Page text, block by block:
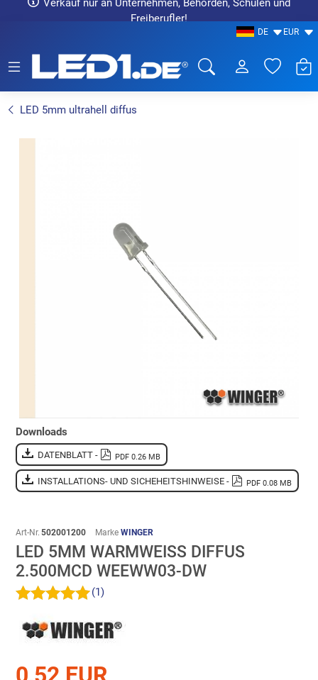
Verkauf nur an Unternehmen, Behörden, Schulen und
Freiberufler!
DE EUR
LED 5mm ultrahell diffus
Downloads
DATENBLATT - PDF 0.26 MB
INSTALLATIONS- UND SICHEHEITSHINWEISE - PDF 0.08 MB
Art-Nr. 502001200 Marke WINGER
LED 5MM WARMWEISS DIFFUS 2
.500MCD WEEWW03-DW
(1)